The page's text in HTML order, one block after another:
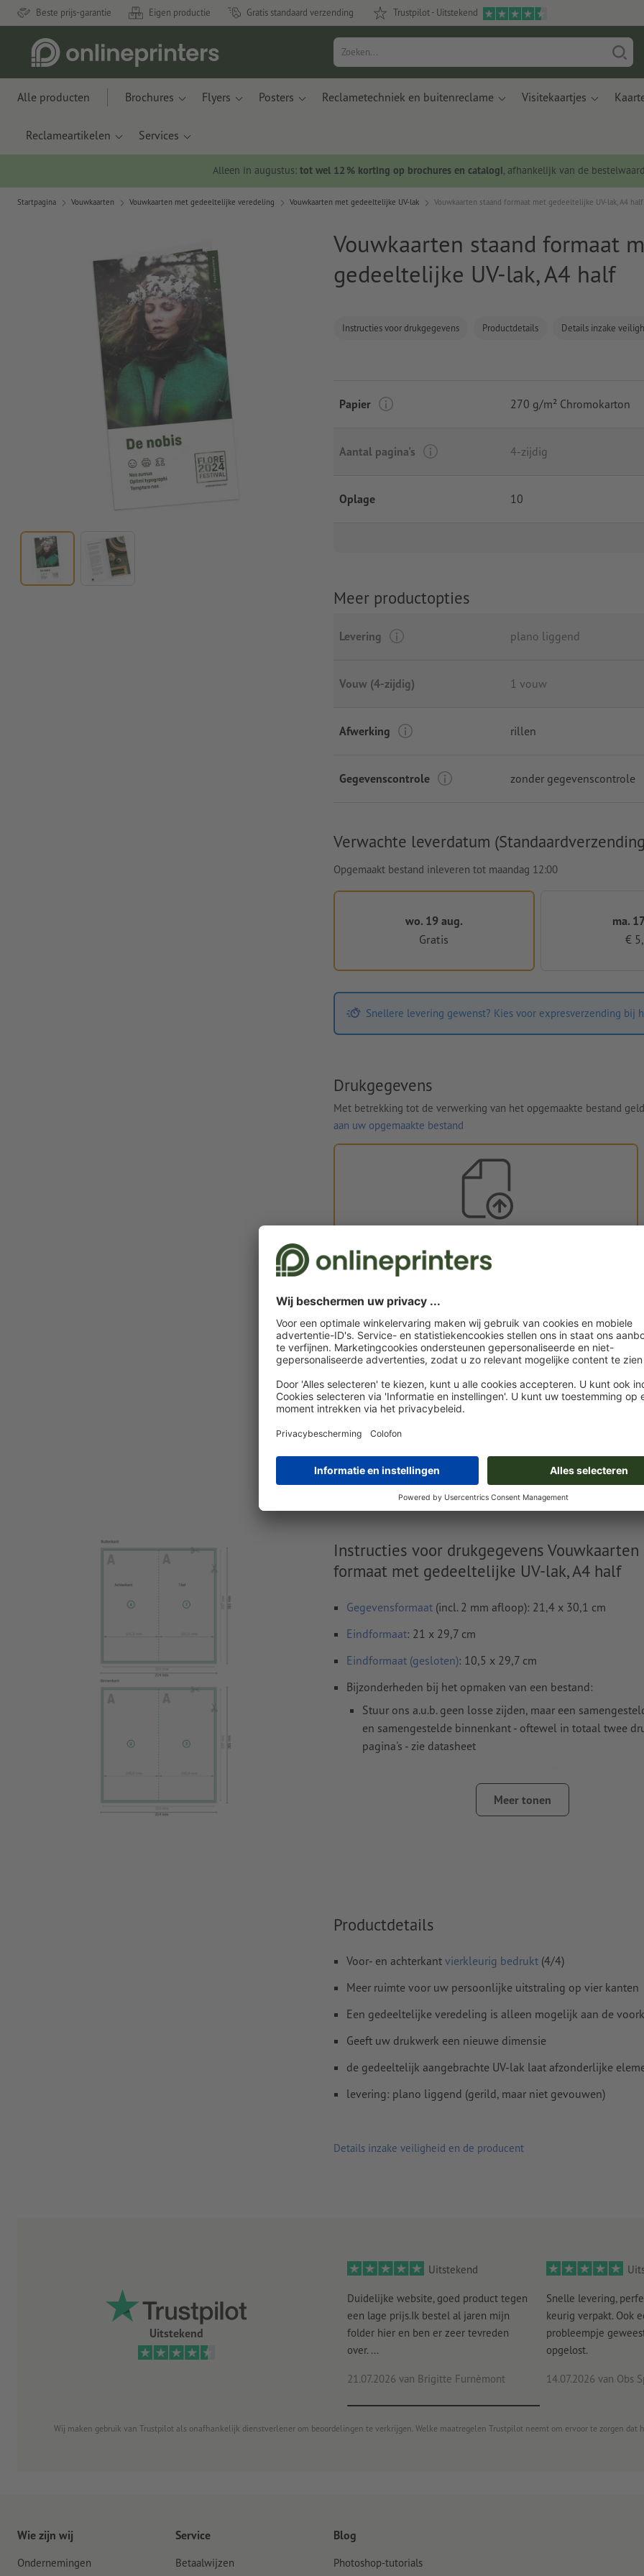
Beste prijs-garantie Eigen productie Gratis standaard verzending Trustpilot - Uitstekend
Alle producten Brochures Flyers Posters Reclametechniek en buitenreclame Visitekaartjes
Reclameartikelen Services
Alleen in augustus: tot wel 12 % korting op brochures en catalogi, afhankelijk van de
Startpagina Vouwkaarten Vouwkaarten met gedeeltelijke veredeling Vouwkaarten met gedeeltelijke UV-lak Vouwkaarten staand formaat met gedeeltelijke UV-lak, A4 half
Vouwkaarten staand formaat
gedeeltelijke UV-lak, A4 half
Instructies voor drukgegevens Productdetails Details inzake
Papier 270 g/m² Chromokarton
Aantal pagina's 4-zijdig
Oplage 10
Meer productopties
Levering plano liggend
Vouw (4-zijdig) 1 vouw
Afwerking rillen
Gegevenscontrole zonder gegevenscontrole
Verwachte leverdatum
Opgemaakt bestand inleveren tot maandag 12:00
wo. 19 aug.
Gratis
ma.
€
Snellere levering gewenst? Kies voor expresverzending bij
Drukgegevens
Met betrekking tot de verwerking van het opgemaakte bestand
aan uw opgemaakte bestand
Nu uploaden
excl. btw
Levering circa:
Gewicht: ca.168,4 g
Instructies voor drukgegevens Vouwkaarten
formaat met gedeeltelijke UV-lak, A4 half
Gegevensformaat (incl. 2 mm afloop): 21,4 x 30,1 cm
Eindformaat: 21 x 29,7 cm
Eindformaat (gesloten): 10,5 x 29,7 cm
Bijzonderheden bij het opmaken van een bestand:
Stuur ons a.u.b. geen losse zijden, maar een
en samengestelde binnenkant - oftewel in totaal twee
pagina's - zie datasheet
kunnen wij helaas niet altijd letten
met deleesrichting
Resolutie:300 dpi
Rondom 2 mmafloopaanhouden, belangrijke informatie
FOGRA52 (PSO Uncoated v3 FOGRA52) voor ongestreken
Spel- en zetfoutenworden door ons niet gecontroleerd
Commentarenworden verwijderd en niet afgedrukt
Meer tonen
Productdetails
Voor- en achterkant vierkleurig bedrukt (4/4)
Meer ruimte voor uw persoonlijke uitstraling op vier kanten
Een gedeeltelijke veredeling is alleen mogelijk aan de
Geeft uw drukwerk een nieuwe dimensie
de gedeeltelijk aangebrachte UV-lak laat afzonderlijke
levering: plano liggend (gerild, maar niet gevouwen)
Details inzake veiligheid en de producent
Uitstekend
Uitstekend
Duidelijke website, goed product tegen
een lage prijs.Ik bestel al jaren mijn
folder hier en ben er zeer tevreden
over. ...
21.07.2026 van Brigitte Furnèmont
Snelle levering,
keurig verpakt. Ook
probleempje
opgelost.
14.07.2026 van Obs
Wij maken gebruik van Trustpilot als onafhankelijk dienstverlener om beoordelingen te verkrijgen. Welke maatregelen Trustpilot neemt om ervoor te zorgen dat
Wie zijn wij
Ondernemingen
Service
Betaalwijzen
Blog
Photoshop-tutorials